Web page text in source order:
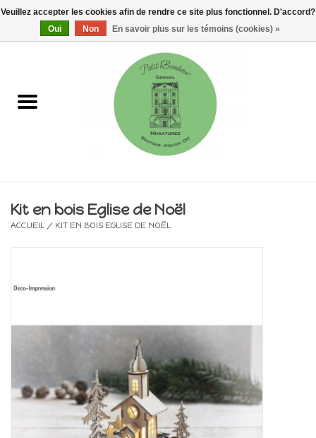
0 Articles - €0,00
Maisons, vitrines & kits
Electricité
collection
Fournitures bricolage
Kit en bois Eglise de Noël
ACCUEIL / KIT EN BOIS EGLISE DE NOËL
Veuillez accepter les cookies afin de rendre ce site plus fonctionnel. D'accord?
Oui
Non En savoir plus sur les témoins (cookies) »